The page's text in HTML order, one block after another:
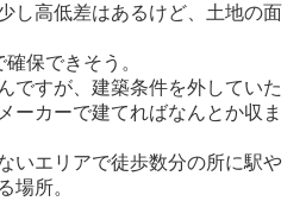
し高低差はあるけど、土地の面
保できそう。
ですが、建築条件を外していた
ーカーで建てればなんとか収ま
いエリアで徒歩数分の所に駅や
場所。